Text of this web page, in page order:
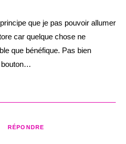
que je pas pouvoir allumer
car quelque chose ne
que bénéfique. Pas bien
bouton…
RÉPONDRE